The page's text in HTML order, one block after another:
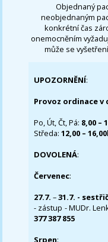
Objednaný
neobjednaným
konkrétní čas
onemocněním
může se
UPOZORNĚNÍ:
Provoz ordinace
Po, Út, Čt, Pá: 8,00 –
Středa:12,00 –
DOVOLENÁ:
Červenec:
27.7.–31.7. -
- zástup - MUDr.
377 387 855
Srpen: